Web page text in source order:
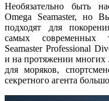
Необязательно быть
Omega Seamaster, но
подходят для
самых современных
Seamaster Professional
и на протяжении многих
для моряков,
секретного агента